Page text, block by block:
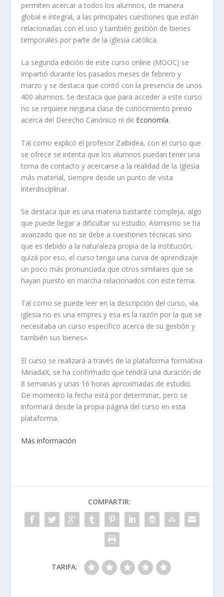
permiten acercar a todos los alumnos, de manera
global e integral, a las principales cuestiones que están
relacionadas con el uso y también gestión de bienes
temporales por parte de la iglesia católica.
La segunda edición de este curso online (MOOC) se
impartió durante los pasados meses de febrero y
marzo y se destaca que contó con la presencia de unos
400 alumnos. Se destaca que para acceder a este curso
no se requiere ninguna clase de conocimiento previo
acerca del Derecho Canónico ni de Economía.
Tal como explicó el profesor Zalbidea, con el curso que
se ofrece se intenta que los alumnos puedan tener una
toma de contacto y acercarse a la realidad de la Iglesia
más material, siempre desde un punto de vista
interdisciplinar.
Se destaca que es una materia bastante compleja, algo
que puede llegar a dificultar su estudio. Asimismo se ha
avanzado que no se debe a cuestiones técnicas sino
que es debido a la naturaleza propia de la institución,
quizá por eso, el curso tenga una curva de aprendizaje
un poco más pronunciada que otros similares que se
hayan puesto en marcha relacionados con este tema.
Tal como se puede leer en la descripción del curso, «la
iglesia no es una empres y esa es la razón por la que se
necesitaba un curso específico acerca de su gestión y
también sus bienes».
El curso se realizará a través de la plataforma formativa
MiriadaX, se ha confirmado que tendrá una duración de
8 semanas y unas 16 horas aproximadas de estudio.
De momento la fecha está por determinar, pero se
informará desde la propia página del curso en esta
plataforma.
Más información
COMPARTIR:
TARIFA: